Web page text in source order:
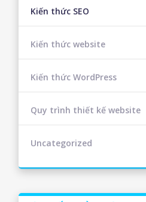
Kiến thức SEO
Kiến thức website
Kiến thức WordPress
Quy trình thiết kế website
Uncategorized